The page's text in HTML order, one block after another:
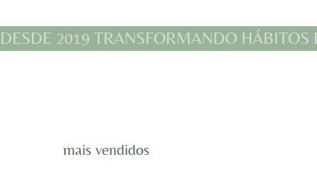
DESDE 2019 TRANSFORMANDO
mais vendidos